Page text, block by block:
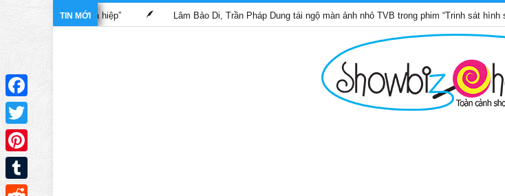
TIN MỚI
sĩ nghĩa hiệp” Lâm Bảo Di, Trần Pháp Dung tái ngộ màn ảnh nhỏ TVB trong phim “Trinh sát hình sự 12”
Facebook
Twitter
Pinterest
Tumblr